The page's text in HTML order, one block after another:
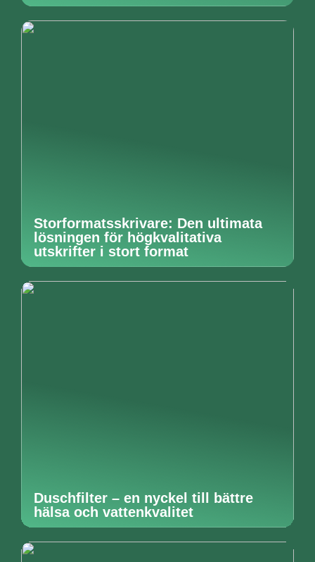
Storformatsskrivare: Den ultimata
lösningen för högkvalitativa
utskrifter i stort format
Duschfilter – en nyckel till bättre
hälsa och vattenkvalitet